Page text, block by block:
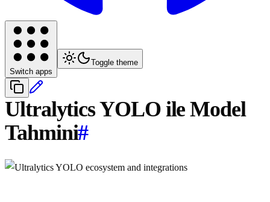
Switch apps
Toggle theme
Ultralytics YOLO ile Model
Tahmini#